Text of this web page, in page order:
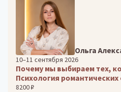
Ольга
10–11 сентября 2026
Почему мы выбираем тех,
Психология
8200 ₽